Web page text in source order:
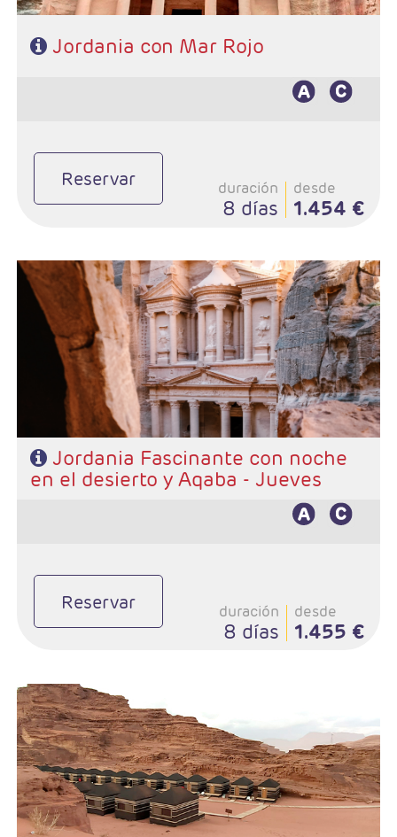
Jordania con Mar Rojo
Reservar duración
8 días
desde
1.454 €
- Duración: 8 Días / 7 noches
- Salidas: Jueves
- Ruta: 3 noches Ammán, 2 Petra, 1 Wadi Rum y 1 Aqaba
- Categoría hotelera: 3*,4*,5*,5*L
- Vuelo Interno Aqaba - Ammán
- Régimen: MP
- A destacar: Visado
Jordania Fascinante con noche
en el desierto y Aqaba - Jueves
Reservar duración
8 días
desde
1.455 €
- Duración: 8 Días / 7 noches
- Salidas: Martes, Miercoles, Jueves, Viernes, Sábados y Domingos
- Ruta: 3 noches Ammán, 2 Petra, 1 Wadi Rum y 1 Mar Muerto
- Categoría hotelera: 3*,4*,5*,5*L
- Régimen: MP
- A destacar: Visado